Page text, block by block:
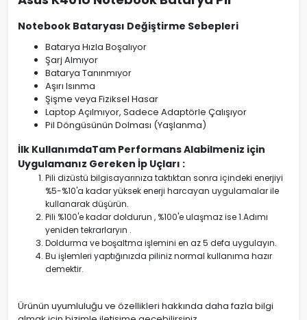
Notebook Bataryası Değiştirme Sebepleri
Batarya Hızla Boşalıyor
Şarj Almıyor
Batarya Tanınmıyor
Aşırı Isınma
Şişme veya Fiziksel Hasar
Laptop Açılmıyor, Sadece Adaptörle Çalışıyor
Pil Döngüsünün Dolması (Yaşlanma)
İlk KullanımdaTam Performans Alabilmeniz için
Uygulamanız Gereken İp Uçları :
Pili dizüstü bilgisayarınıza taktıktan sonra içindeki enerjiyi
%5-%10'a kadar yüksek enerji harcayan uygulamalar ile
kullanarak düşürün.
Pili %100'e kadar doldurun , %100'e ulaşmaz ise 1.Adımı
yeniden tekrarlaryın .
Doldurma ve boşaltma işlemini en az 5 defa uygulayın.
Bu işlemleri yaptığınızda piliniz normal kullanıma hazır
demektir.
Ürünün uyumluluğu ve özellikleri hakkında daha fazla bilgi